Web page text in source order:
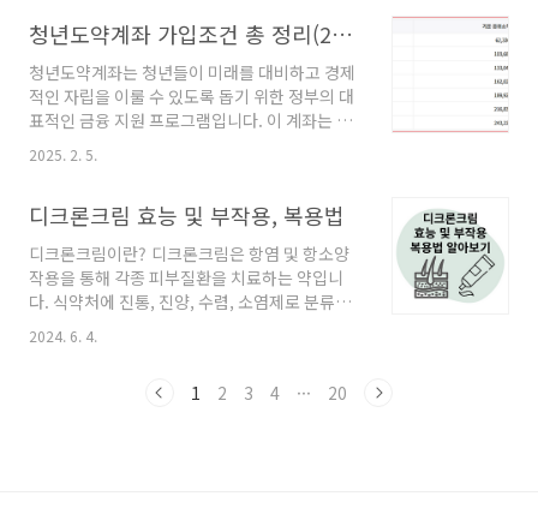
보가 유출되었기 때문에, 새로운 유심으로 교체
하면 추가적인 피해를 막을 수 있습니..
장애인의 자립적인 삶을 돕고, 경제적 지원을 제
공하는 중요한 사회적 역할을 합니다. 장애인 연
금은 기초연금과 연계되어 있으며, 주로 장애인
등록을 통해 신청이 가능합니다. 장애인으로 등
록된 사람들은 일정 소득 이하의 가구에 대해 연
금을 지급받을 수 있습니다. 장애인 연금
장애인들에게 최소한의 경제적 안전망을 제공합
니다. 또한, 장애인의 장애 정도와 가구 소득, 재
산 등의 다..
청년도약계좌 가입조건 총 정리(2025년)
청년도약계좌는 청년들이 미래를 대비하고 경제
적인 자립을 이룰 수 있도록 돕기 위한 정부의 대
표적인 금융 지원 프로그램입니다. 이 계좌는 청
년들의 금융 지식 향상과 함께 저축 습관을 기를
수 있도록 설계되었습니다. 2025년부터 시작되
기반을 마련해주고, 이를 통해 장기적인 경제적
도약을 돕는 제도입니다. 본 글에서는 청년도약
계좌에 대해 자세히 소개하고, 가입 조건, 절차,
혜택 등을 다루겠습니다. 가입 대상 및 자격 요
건 청년도약계좌는 모든 청년들이 가입할 수 있
는 것은 아닙니다. 가입 대상자와 자격 요건에 대
자청년도약계좌의 대상자는 다음과 같습니다. 만
2025. 2. 5.
디크론크림 효능 및 부작용, 복용법
디크론크림이란? 디크론크림은 항염 및 항소양
작용을 통해 각종 피부질환을 치료하는 약입니
다. 식약처에 진통, 진양, 수렴, 소염제로 분류되
어 있는 흰색의 크림제 연고입니다. 디크론크
림 효능 및 효과 디크론크림은 디플로라손아세테
로이드제제, 강한 제제의 효과를 줄 수 있습니
2024. 6. 4.
1 2 3 4 ··· 20